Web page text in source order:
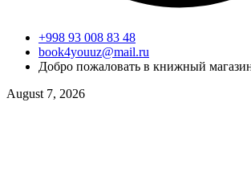
+998 93 008 83 48
book4youuz@mail.ru
Добро пожаловать в книжный
August 7, 2026